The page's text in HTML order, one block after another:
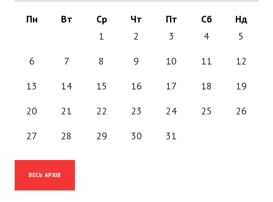
Пн Вт Ср Чт Пт Сб
Нд
1
2 3 4 5
6 7 8 9 10 11 12
13 14 15 16 17 18 19
20 21 22 23 24 25 26
27 28 29 30 31
ВЕСЬ АРХІВ